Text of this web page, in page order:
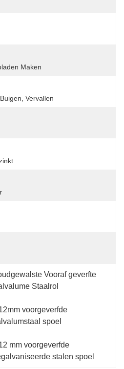
Maken
Vervallen
Vooraf geverfte
Staalrol
voorgeverfde
spoel
mm voorgeverfde
stalen spoel